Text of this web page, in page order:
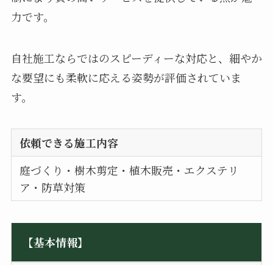
力です。
自社施工ならではのスピーディーな対応と、細やか
な要望にも柔軟に応える姿勢が評価されていま
す。
依頼できる施工内容
庭づくり・樹木剪定・植木販売・エクステリ
ア・防草対策
【基本情報】